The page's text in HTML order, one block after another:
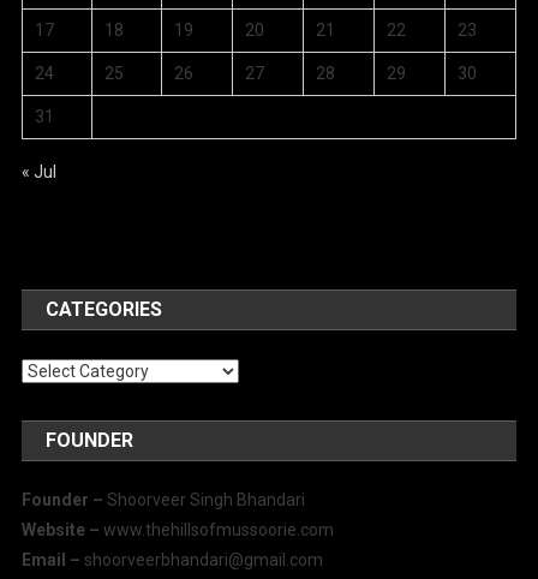
17 18 19 20 21 22 23
24 25 26 27 28 29 30
31
« Jul
CATEGORIES
Categories
FOUNDER
Founder – Shoorveer Singh Bhandari
Website – www.thehillsofmussoorie.com
Email – shoorveerbhandari@gmail.com